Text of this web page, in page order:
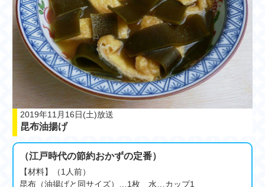
2019年11月16日(土)放送
昆布油揚げ
（江戸時代の節約おかずの定番）
【材料】（1人前）
昆布（油揚げと同サイズ）…1枚 水…カップ1